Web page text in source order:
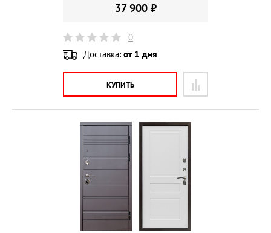
37 900 ₽
0
Доставка: от 1 дня
КУПИТЬ